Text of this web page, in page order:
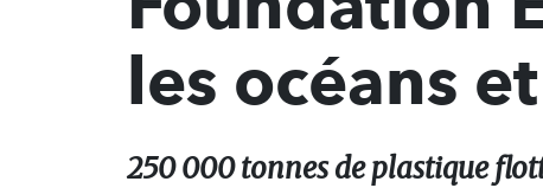
les océans
250 000 tonnes de plastique